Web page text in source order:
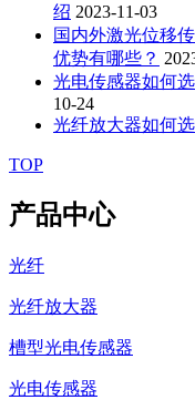
绍 2023-11-03
国内外激光位移
优势有哪些？
光电传感器如何
10-24
光纤放大器如何
TOP
产品中心
光纤
光纤放大器
槽型光电传感器
光电传感器